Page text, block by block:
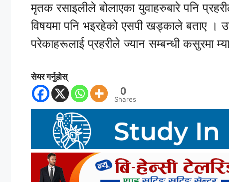
मृतक रसाइलीले बोलाएका युवाहरुबारे पनि
विषयमा पनि भइरहेको एसपी खड्काले बताए
परेकाहरूलाई प्रहरीले ज्यान सम्बन्धी कसुरमा
सेयर गर्नुहोस्
0
Shares